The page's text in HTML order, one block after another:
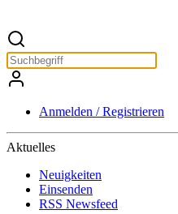
Anmelden / Registrieren
Aktuelles
Neuigkeiten
Einsenden
RSS Newsfeed